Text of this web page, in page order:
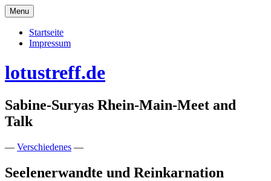
Skip
to
content
Menu
Startseite
Impressum
lotustreff.de
Sabine-Suryas Rhein-Main-Meet and
Talk
— Verschiedenes —
Seelenerwandte und Reinkarnation